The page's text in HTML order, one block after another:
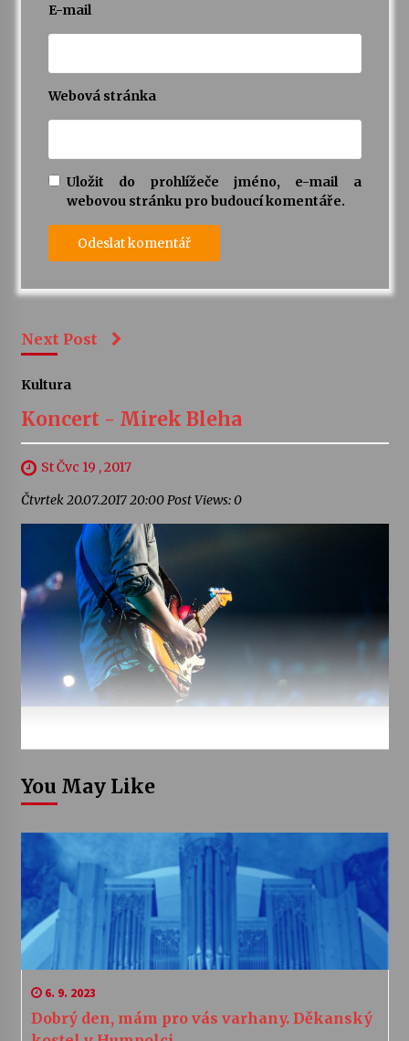
E-mail
Webová stránka
Uložit do prohlížeče jméno, e-mail a
webovou stránku pro budoucí komentáře.
Next Post
Kultura
Koncert - Mirek Bleha
St Čvc 19 , 2017
Čtvrtek 20.07.2017 20:00 Post Views: 0
You May Like
6. 9. 2023
Dobrý den, mám pro vás varhany. Děkanský